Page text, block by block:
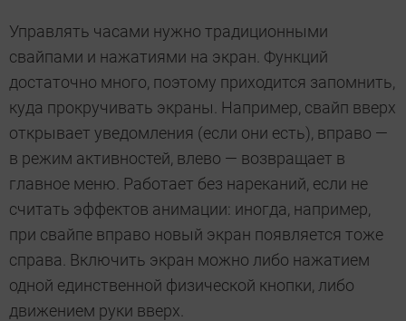
Управлять часами нужно традиционными
свайпами и нажатиями на экран. Функций
достаточно много, поэтому приходится запомнить,
куда прокручивать экраны. Например, свайп вверх
открывает уведомления (если они есть), вправо —
в режим активностей, влево — возвращает в
главное меню. Работает без нареканий, если не
считать эффектов анимации: иногда, например,
при свайпе вправо новый экран появляется тоже
справа. Включить экран можно либо нажатием
одной единственной физической кнопки, либо
движением руки вверх.